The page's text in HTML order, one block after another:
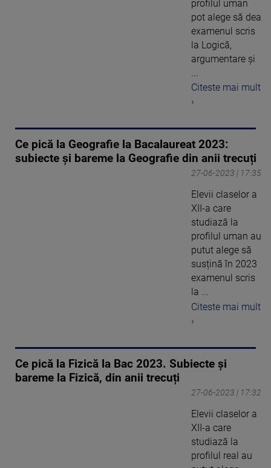
profilul uman
pot alege să dea
examenul scris
la Logică,
argumentare și
...
Citeste mai mult
›
Ce pică la Geografie la Bacalaureat 2023:
subiecte și bareme la Geografie din anii trecuți
27-06-2023 | 17:35
Elevii claselor a
XII-a care
studiază la
profilul uman au
putut alege să
susțină în 2023
examenul scris
la ...
Citeste mai mult
›
Ce pică la Fizică la Bac 2023. Subiecte și
bareme la Fizică, din anii trecuți
27-06-2023 | 17:32
Elevii claselor a
XII-a care
studiază la
profilul real au